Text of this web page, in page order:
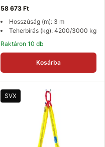
58 673 Ft
Hosszúság (m): 3 m
Teherbírás (kg): 4200/3000 kg
Raktáron 10 db
Kosárba
SVX